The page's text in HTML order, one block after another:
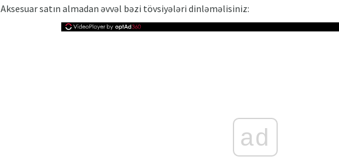
Aksesuar satın almadan əvvəl bəzi tövsiyələri dinləməlisiniz:
ad